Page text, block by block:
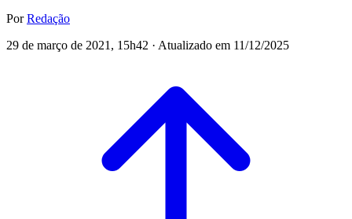
PorRedação
29 de março de 2021, 15h42 · Atualizado em 11/12/2025